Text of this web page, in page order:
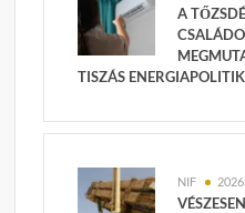
A
TISZÁS
NIF